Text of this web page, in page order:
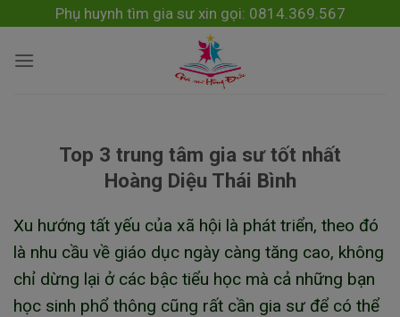
to
content
Phụ huynh tìm gia sư xin gọi: 0814.369.567
Top 3 trung tâm gia sư tốt nhất
Hoàng Diệu Thái Bình
Xu hướng tất yếu của xã hội là phát triển, theo đó
là nhu cầu về giáo dục ngày càng tăng cao, không
chỉ dừng lại ở các bậc tiểu học mà cả những bạn
học sinh phổ thông cũng rất cần gia sư để có thể
modal-check